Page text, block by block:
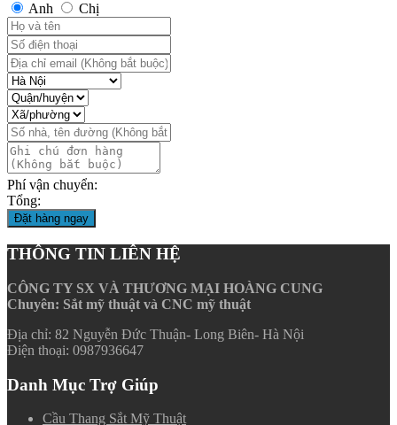
Anh
Chị
Phí vận chuyển:
Tổng:
Đặt hàng ngay
THÔNG TIN LIÊN HỆ
CÔNG TY SX VÀ THƯƠNG MẠI HOÀNG CUNG
Chuyên: Sắt mỹ thuật và CNC mỹ thuật
Địa chỉ: 82 Nguyễn Đức Thuận- Long Biên- Hà Nội
Điện thoại: 0987936647
Danh Mục Trợ Giúp
Cầu Thang Sắt Mỹ Thuật